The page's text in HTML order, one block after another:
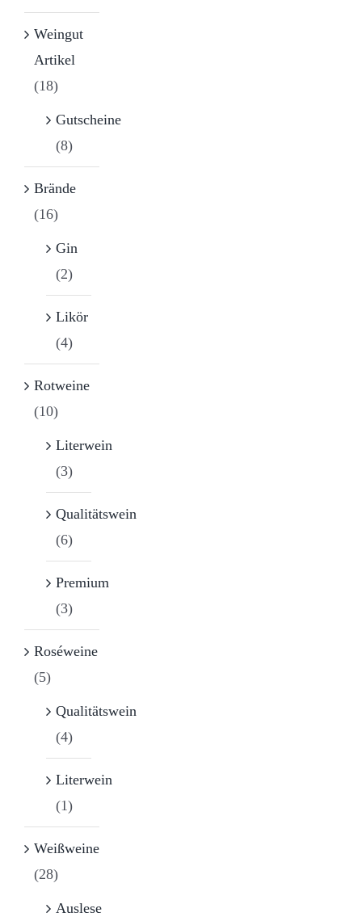
Weingut
Artikel
(18)
Gutscheine
(8)
Brände
(16)
Gin
(2)
Likör
(4)
Rotweine
(10)
Literwein
(3)
Qualitätswein
(6)
Premium
(3)
Roséweine
(5)
Qualitätswein
(4)
Literwein
(1)
Weißweine
(28)
Auslese